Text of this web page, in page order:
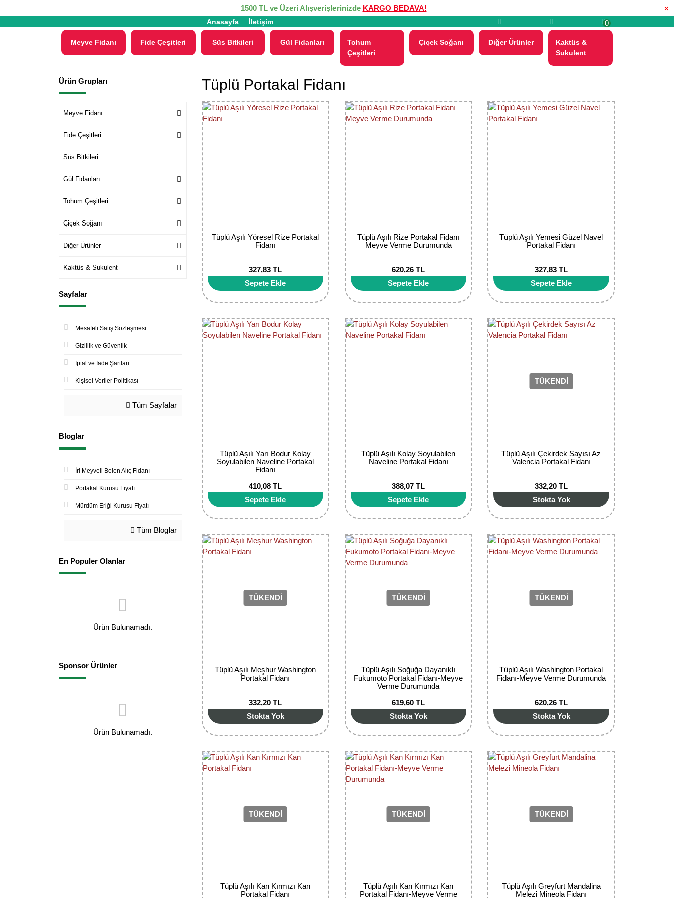
×
1500 TL ve Üzeri Alışverişlerinizde KARGO BEDAVA!
Anasayfa İletişim 0
Meyve Fidanı Fide Çeşitleri Süs Bitkileri Gül Fidanları
Tohum
Çeşitleri
Çiçek Soğanı Diğer Ürünler
Kaktüs &
Sukulent
Ürün Grupları
Meyve Fidanı
Fide Çeşitleri
Süs Bitkileri
Gül Fidanları
Tohum Çeşitleri
Çiçek Soğanı
Diğer Ürünler
Kaktüs & Sukulent
Sayfalar
Mesafeli Satış Sözleşmesi
Gizlilik ve Güvenlik
İptal ve İade Şartları
Kişisel Veriler Politikası
Tüm Sayfalar
Bloglar
İri Meyveli Belen Alıç Fidanı
Portakal Kurusu Fiyatı
Mürdüm Eriği Kurusu Fiyatı
Tüm Bloglar
En Populer Olanlar
Ürün Bulunamadı.
Sponsor Ürünler
Ürün Bulunamadı.
Tüplü Portakal Fidanı
Tüplü Aşılı Yöresel Rize Portakal
Fidanı
327,83 TL
Sepete Ekle
Tüplü Aşılı Rize Portakal Fidanı
Meyve Verme Durumunda
620,26 TL
Sepete Ekle
Tüplü Aşılı Yemesi Güzel Navel
Portakal Fidanı
327,83 TL
Sepete Ekle
Tüplü Aşılı Yarı Bodur Kolay
Soyulabilen Naveline Portakal
Fidanı
410,08 TL
Sepete Ekle
Tüplü Aşılı Kolay Soyulabilen
Naveline Portakal Fidanı
388,07 TL
Sepete Ekle
TÜKENDİ
Tüplü Aşılı Çekirdek Sayısı Az
Valencia Portakal Fidanı
332,20 TL
Stokta Yok
TÜKENDİ
Tüplü Aşılı Meşhur Washington
Portakal Fidanı
332,20 TL
Stokta Yok
TÜKENDİ
Tüplü Aşılı Soğuğa Dayanıklı
Fukumoto Portakal Fidanı-Meyve
Verme Durumunda
619,60 TL
Stokta Yok
TÜKENDİ
Tüplü Aşılı Washington Portakal
Fidanı-Meyve Verme Durumunda
620,26 TL
Stokta Yok
TÜKENDİ
Tüplü Aşılı Kan Kırmızı Kan
Portakal Fidanı
TÜKENDİ
Tüplü Aşılı Kan Kırmızı Kan
Portakal Fidanı-Meyve Verme
TÜKENDİ
Tüplü Aşılı Greyfurt Mandalina
Melezi Mineola Fidanı